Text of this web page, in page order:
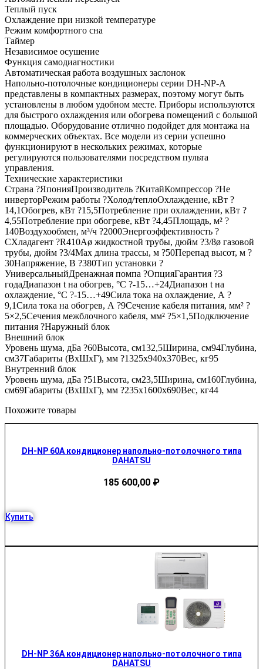
Теплый пуск
Охлаждение при низкой температуре
Режим комфортного сна
Таймер
Независимое осушение
Функция самодиагностики
Автоматическая работа воздушных заслонок
Напольно-потолочные кондиционеры серии DH-NP-А
представлены в компактных размерах, поэтому могут быть
установлены в любом удобном месте. Приборы используются
для быстрого охлаждения или обогрева помещений с большой
площадью. Оборудование отлично подойдет для монтажа на
коммерческих объектах. Все модели из серии успешно
функционируют в нескольких режимах, которые
регулируются пользователями посредством пульта
управления.
Технические характеристики
Страна ?ЯпонияПроизводитель ?КитайКомпрессор ?Не
инверторРежим работы ?Холод/теплоОхлаждение, кВт ?
14,1Обогрев, кВт ?15,5Потребление при охлаждении, кВт ?
4,55Потребление при обогреве, кВт ?4,45Площадь, м² ?
140Воздухообмен, м³/ч ?2000Энергоэффективность ?
CХладагент ?R410Aø жидкостной трубы, дюйм ?3/8ø газовой
трубы, дюйм ?3/4Max длина трассы, м ?50Перепад высот, м ?
30Напряжение, В ?380Тип установки ?
УниверсальныйДренажная помпа ?ОпцияГарантия ?3
годаДиапазон t на обогрев, °С ?-15…+24Диапазон t на
охлаждение, °С ?-15…+49Сила тока на охлаждение, А ?
9,1Сила тока на обогрев, А ?9Сечение кабеля питания, мм² ?
5×2,5Сечения межблочного кабеля, мм² ?5×1,5Подключение
питания ?Наружный блок
Внешний блок
Уровень шума, дБа ?60Высота, см132,5Ширина, см94Глубина,
см37Габариты (ВхШхГ), мм ?1325х940х370Вес, кг95
Внутренний блок
Уровень шума, дБа ?51Высота, см23,5Ширина, см160Глубина,
см69Габариты (ВхШхГ), мм ?235х1600х690Вес, кг44
Похожите товары
DH-NP 60A кондиционер напольно-потолочного типа
DAHATSU
185 600,00 ₽
Купить
DH-NP 36A кондиционер напольно-потолочного типа
DAHATSU